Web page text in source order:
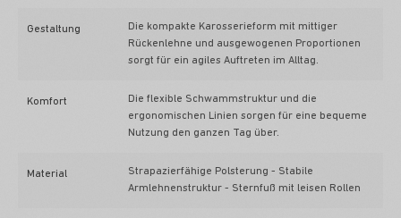
Gestaltung
Die kompakte Karosserieform mit mittiger
Rückenlehne und ausgewogenen Proportionen
sorgt für ein agiles Auftreten im Alltag.
Komfort
Die flexible Schwammstruktur und die
ergonomischen Linien sorgen für eine bequeme
Nutzung den ganzen Tag über.
Material
Strapazierfähige Polsterung - Stabile
Armlehnenstruktur - Sternfuß mit leisen Rollen